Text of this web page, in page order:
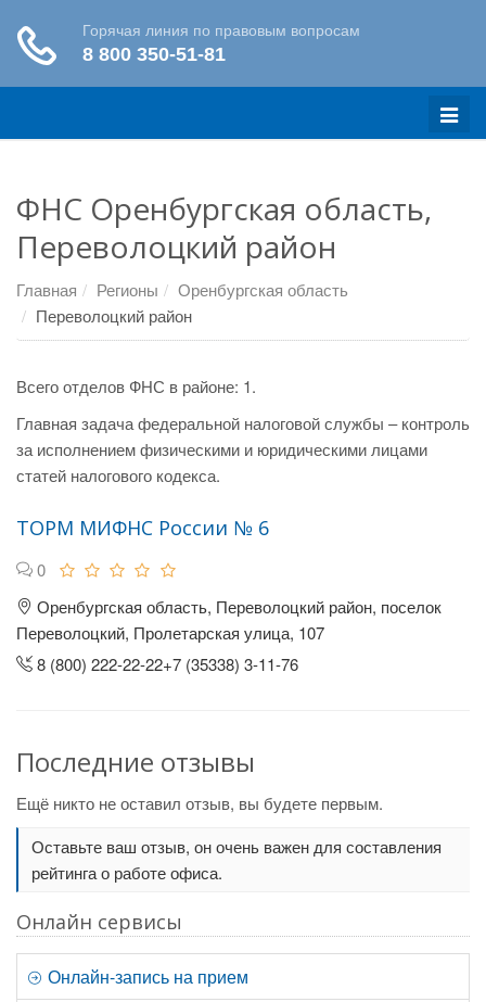
Меню
ФНС Оренбургская область,
Переволоцкий район
Главная Регионы
Оренбургская область
Переволоцкий район
Всего отделов ФНС в районе: 1.
Главная задача федеральной налоговой службы – контроль
за исполнением физическими и юридическими лицами
статей налогового кодекса.
ТОРМ МИФНС России № 6
0
Оренбургская область, Переволоцкий район, поселок
Переволоцкий, Пролетарская улица, 107
8 (800) 222-22-22+7 (35338) 3-11-76
Последние отзывы
Ещё никто не оставил отзыв, вы будете первым.
Оставьте ваш отзыв, он очень важен для составления
рейтинга о работе офиса.
Онлайн сервисы
Онлайн-запись на прием